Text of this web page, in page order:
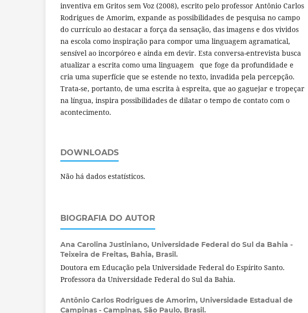
inventiva em Gritos sem Voz (2008), escrito pelo professor Antônio Carlos
Rodrigues de Amorim, expande as possibilidades de pesquisa no campo
do currículo ao destacar a força da sensação, das imagens e dos vividos
na escola como inspiração para compor uma linguagem agramatical,
sensível ao incorpóreo e ainda em devir. Esta conversa-entrevista busca
atualizar a escrita como uma linguagem que foge da profundidade e
cria uma superfície que se estende no texto, invadida pela percepção.
Trata-se, portanto, de uma escrita à espreita, que ao gaguejar e tropeçar
na língua, inspira possibilidades de dilatar o tempo de contato com o
acontecimento.
DOWNLOADS
Não há dados estatísticos.
BIOGRAFIA DO AUTOR
Ana Carolina Justiniano, Universidade Federal do Sul da Bahia -
Teixeira de Freitas, Bahia, Brasil.
Doutora em Educação pela Universidade Federal do Espírito Santo.
Professora da Universidade Federal do Sul da Bahia.
Antônio Carlos Rodrigues de Amorim, Universidade Estadual de
Campinas - Campinas, São Paulo, Brasil.